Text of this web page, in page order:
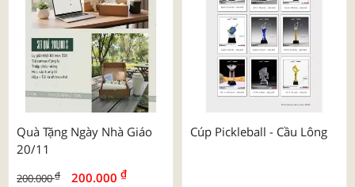
Quà Tặng Ngày Nhà Giáo
20/11
200.000₫ 200.000 ₫
Cúp Pickleball - Cầu Lông